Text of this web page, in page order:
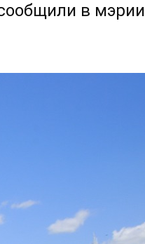
в мэрии